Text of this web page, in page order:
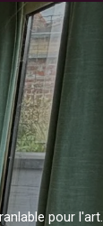
pour l'art.